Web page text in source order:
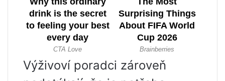
Výživoví poradci zároveň